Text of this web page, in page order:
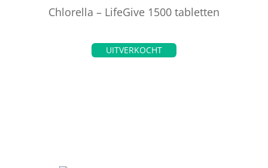
Chlorella – LifeGive 1500 tabletten
UITVERKOCHT